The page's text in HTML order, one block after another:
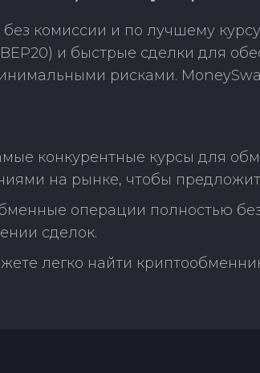
комиссии и по лучшему
и быстрые сделки для
рисками.
конкурентные курсы для
на рынке, чтобы
операции полностью
сделок.
легко найти